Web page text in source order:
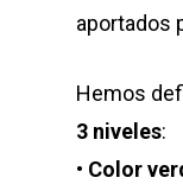
aportados
Hemos
3 niveles:
• Color